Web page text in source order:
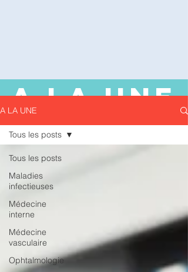
A LA UNE
A LA UNE
Tous les posts
Maladies
infectieuses
Médecine
interne
Médecine
vasculaire
Ophtalmologie
Tous les posts